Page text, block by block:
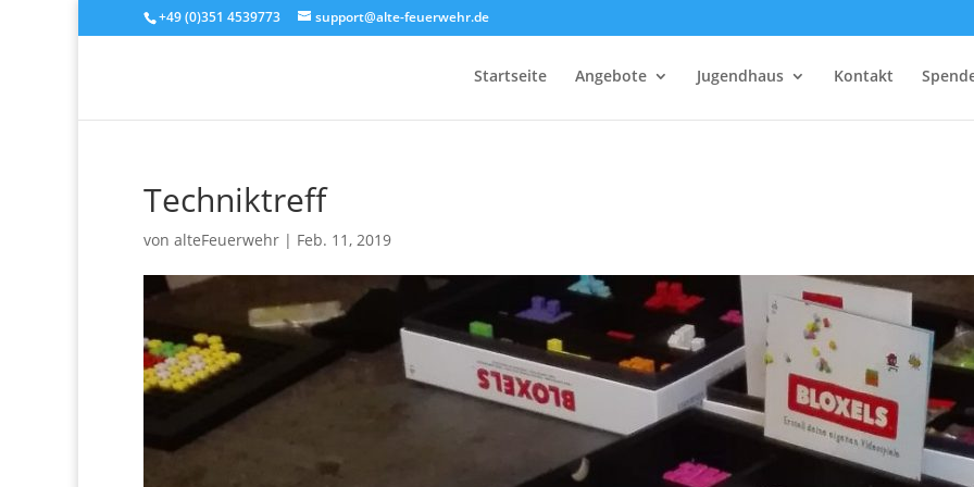
+49 (0)351 4539773 support@alte-feuerwehr.de
Startseite Angebote Jugendhaus Kontakt
Techniktreff
von alteFeuerwehr | Feb. 11, 2019